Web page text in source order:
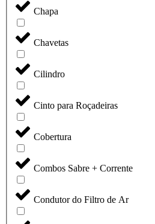
Chapa
Chavetas
Cilindro
Cinto para Roçadeiras
Cobertura
Combos Sabre + Corrente
Condutor do Filtro de Ar